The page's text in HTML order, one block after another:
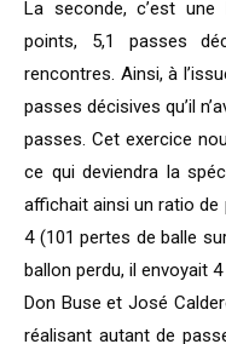
La seconde, c’est
points, 5,1 passes
rencontres. Ainsi, à
passes décisives qu’il
passes. Cet exercice
ce qui deviendra la
affichait ainsi un ratio
4 (101 pertes de balle
ballon perdu, il envoyait
Don Buse et José
réalisant autant de